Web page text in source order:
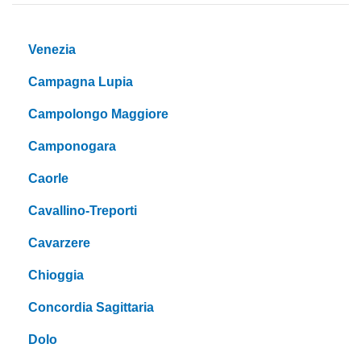
Venezia
Campagna Lupia
Campolongo Maggiore
Camponogara
Caorle
Cavallino-Treporti
Cavarzere
Chioggia
Concordia Sagittaria
Dolo